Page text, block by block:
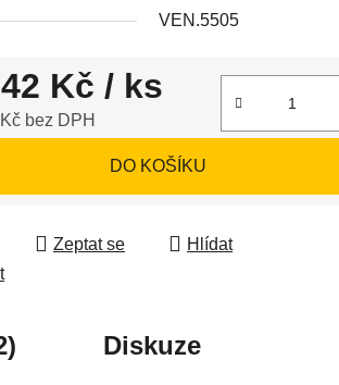
VEN.5505
Kč / ks
bez DPH
DO KOŠÍKU
Zeptat se
Hlídat
Diskuze